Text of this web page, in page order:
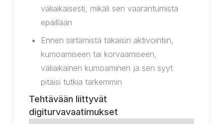
väliaikaisesti, mikäli sen vaarantumista
epäillään
Ennen siirtämistä takaisin aktivointiin,
kumoamiseen tai korvaamiseen,
väliaikainen kumoaminen ja sen syyt
pitäisi tutkia tarkemmin
Tehtävään liittyvät
digiturvavaatimukset